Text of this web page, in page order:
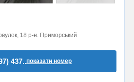
18 р-н. Приморський
437..показати номер